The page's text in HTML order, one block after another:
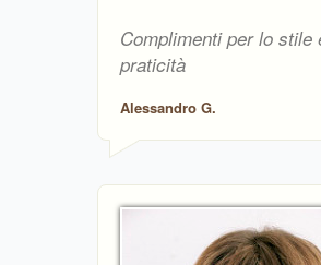
Complimenti per lo stile
praticità
Alessandro G.